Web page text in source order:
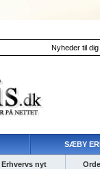
Nyheder til
SÆBY
Erhvervs nyt